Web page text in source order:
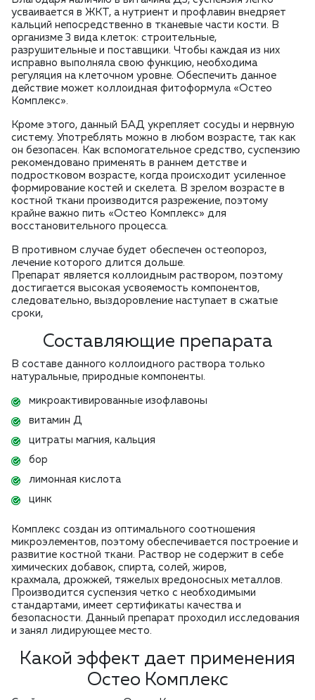
усваивается в ЖКТ, а нутриент и профлавин внедряет
кальций непосредственно в тканевые части кости. В
организме 3 вида клеток: строительные,
разрушительные и поставщики. Чтобы каждая из них
исправно выполняла свою функцию, необходима
регуляция на клеточном уровне. Обеспечить данное
действие может коллоидная фитоформула «Остео
Комплекс».
Кроме этого, данный БАД укрепляет сосуды и нервную
систему. Употреблять можно в любом возрасте, так как
он безопасен. Как вспомогательное средство, суспензию
рекомендовано применять в раннем детстве и
подростковом возрасте, когда происходит усиленное
формирование костей и скелета. В зрелом возрасте в
костной ткани производится разрежение, поэтому
крайне важно пить «Остео Комплекс» для
восстановительного процесса.
В противном случае будет обеспечен остеопороз,
лечение которого длится дольше.
Препарат является коллоидным раствором, поэтому
достигается высокая усвояемость компонентов,
следовательно, выздоровление наступает в сжатые
сроки,
Составляющие препарата
В составе данного коллоидного раствора только
натуральные, природные компоненты.
микроактивированные изофлавоны
витамин Д
цитраты магния, кальция
бор
лимонная кислота
цинк
Комплекс создан из оптимального соотношения
микроэлементов, поэтому обеспечивается построение и
развитие костной ткани. Раствор не содержит в себе
химических добавок, спирта, солей, жиров,
крахмала, дрожжей, тяжелых вредоносных металлов.
Производится суспензия четко с необходимыми
стандартами, имеет сертификаты качества и
безопасности. Данный препарат проходил исследования
и занял лидирующее место.
Какой эффект дает применения
Остео Комплекс